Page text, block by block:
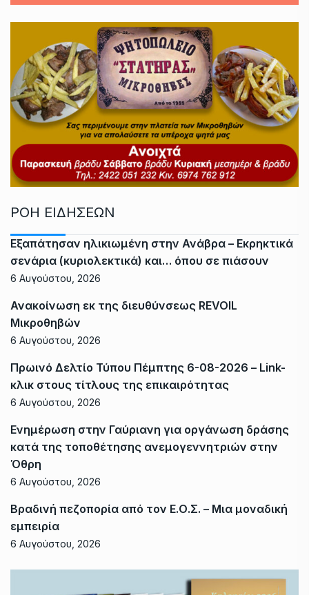
ΡΟΗ ΕΙΔΗΣΕΩΝ
Εξαπάτησαν ηλικιωμένη στην Ανάβρα – Εκρηκτικά
σενάρια (κυριολεκτικά) και… όπου σε πιάσουν
6 Αυγούστου, 2026
Ανακοίνωση εκ της διευθύνσεως REVOIL
Μικροθηβών
6 Αυγούστου, 2026
Πρωινό Δελτίο Τύπου Πέμπτης 6-08-2026 – Link-
κλικ στους τίτλους της επικαιρότητας
6 Αυγούστου, 2026
Ενημέρωση στην Γαύριανη για οργάνωση δράσης
κατά της τοποθέτησης ανεμογεννητριών στην
Όθρη
6 Αυγούστου, 2026
Βραδινή πεζοπορία από τον Ε.Ο.Σ. – Μια μοναδική
εμπειρία
6 Αυγούστου, 2026